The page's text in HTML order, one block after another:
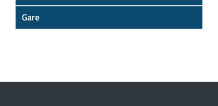
Gare